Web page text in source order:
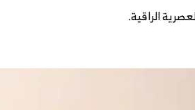
الراقية.